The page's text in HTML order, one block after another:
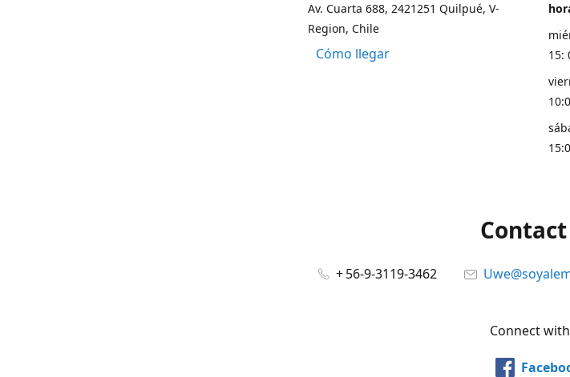
Av. Cuarta 688, 2421251 Quilpué, V-
Region, Chile
Cómo llegar
15:
+ 56-9-3119-3462
Connect